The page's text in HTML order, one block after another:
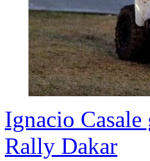
Ignacio Casale
Rally Dakar